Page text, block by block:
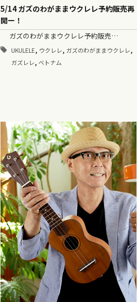
5/14 ガズのわがままウクレレ予約販売再
開ー！
ガズのわがままウクレレ予約販売…
UKULELE, ウクレレ, ガズのわがままウクレレ,
ガズレレ, ベトナム